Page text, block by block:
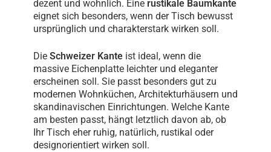
dezent und wohnlich. Eine rustikale Baumkante
eignet sich besonders, wenn der Tisch bewusst
ursprünglich und charakterstark wirken soll.
Die Schweizer Kante ist ideal, wenn die
massive Eichenplatte leichter und eleganter
erscheinen soll. Sie passt besonders gut zu
modernen Wohnküchen, Architekturhäusern und
skandinavischen Einrichtungen. Welche Kante
am besten passt, hängt letztlich davon ab, ob
Ihr Tisch eher ruhig, natürlich, rustikal oder
designorientiert wirken soll.